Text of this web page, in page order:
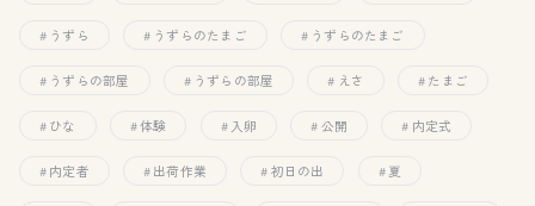
うずら うずらのたまご うずらのたまご
うずらの部屋 うずらの部屋 えさ たまご
ひな 体験 入卵 公開 内定式
内定者 出荷作業 初日の出 夏